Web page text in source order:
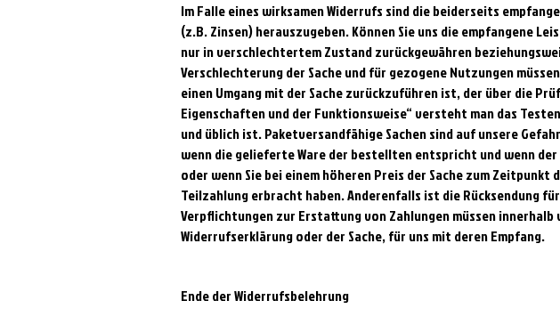
Im Falle eines wirksamen Widerrufs sind die beiderseits
(z.B. Zinsen) herauszugeben. Können Sie uns die empfangene
nur in verschlechtertem Zustand zurückgewähren
Verschlechterung der Sache und für gezogene Nutzungen
einen Umgang mit der Sache zurückzuführen ist, der über die
Eigenschaften und der Funktionsweise“ versteht man das
und üblich ist. Paketversandfähige Sachen sind auf unsere
wenn die gelieferte Ware der bestellten entspricht und wenn
oder wenn Sie bei einem höheren Preis der Sache zum
Teilzahlung erbracht haben. Anderenfalls ist die Rücksendung
Verpflichtungen zur Erstattung von Zahlungen müssen
Widerrufserklärung oder der Sache, für uns mit deren Empfang.
Ende der Widerrufsbelehrung